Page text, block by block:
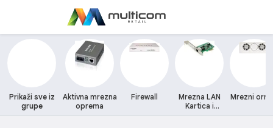
Prikaži sve iz
grupe
Aktivna mrezna
oprema
Firewall
Mrezna LAN
Kartica i
Mrezni